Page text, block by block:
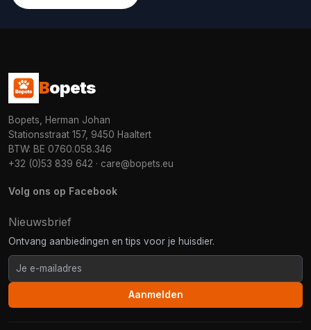
Bopets
Bopets, Herman Johan
Stationsstraat 157, 9450 Haaltert
BTW: BE 0760.058.346
+32 (0)53 839 642 · care@bopets.eu
Volg ons op Facebook
Nieuwsbrief
Ontvang aanbiedingen en tips voor je huisdier.
Aanmelden